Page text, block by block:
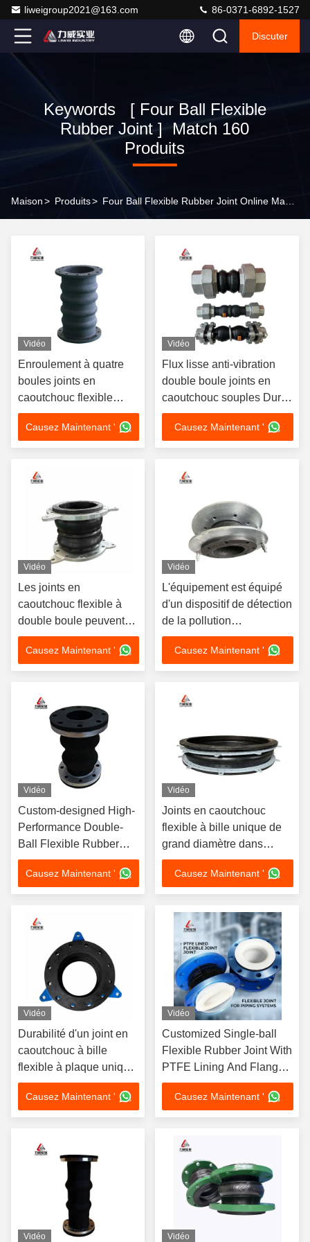
liweigroup2021@163.com 86-0371-6892-1527
Discuter
Keywords [ Four Ball Flexible
Rubber Joint ] Match 160
Produits
Maison> Produits>
Vidéo
Enroulement à quatre
boules joints en
caoutchouc flexible
résistant à l'usure et à la
corrosion
Causez Maintenant '
Vidéo
Flux lisse anti-vibration
double boule joints en
caoutchouc souples Durée
de vie améliorée
Causez Maintenant '
Vidéo
Les joints en
caoutchouc flexible à
double boule peuvent
être personnalisés en
lots pour assurer une
connexion de tuyaux
Causez Maintenant '
Vidéo
L'équipement est équipé
d'un dispositif de détection
de la pollution
atmosphérique, d'un
dispositif de détection de
la pollution atmosphérique
détection de la pollution
Causez Maintenant '
Vidéo
Custom-designed High-
Performance Double-
Ball Flexible Rubber
Joint with Flange
Connection EPDM
Causez Maintenant '
Vidéo
Joints en caoutchouc
flexible à bille unique de
grand diamètre dans
l'énergie nucléaire
Causez Maintenant '
Vidéo
Durabilité d'un joint en
caoutchouc à bille
flexible à plaque unique
pour les connexions de
tuyaux
Causez Maintenant '
Vidéo
Customized Single-ball
Flexible Rubber Joint With
PTFE Lining And Flanged
Connection
Causez Maintenant '
Vidéo Vidéo